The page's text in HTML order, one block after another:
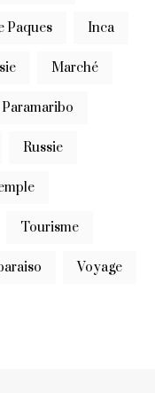
Paques Inca
Marché
Paramaribo
Russie
Tourisme
Voyage